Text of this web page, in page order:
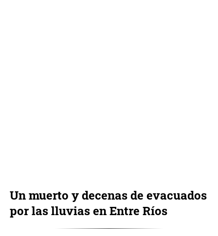
Un muerto y decenas de evacuados
por las lluvias en Entre Ríos